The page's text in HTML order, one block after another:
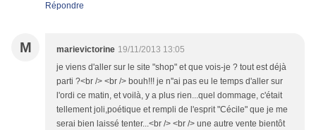
Répondre
M marievictorine 19/11/2013 13:05
je viens d'aller sur le site "shop" et que vois-je ? tout est déjà
parti ?<br /> <br /> bouh!!! je n''ai pas eu le temps d'aller sur
l'ordi ce matin, et voilà, y a plus rien...quel dommage, c'était
tellement joli,poétique et rempli de l'esprit "Cécile" que je me
serai bien laissé tenter...<br /> <br /> une autre vente bientôt